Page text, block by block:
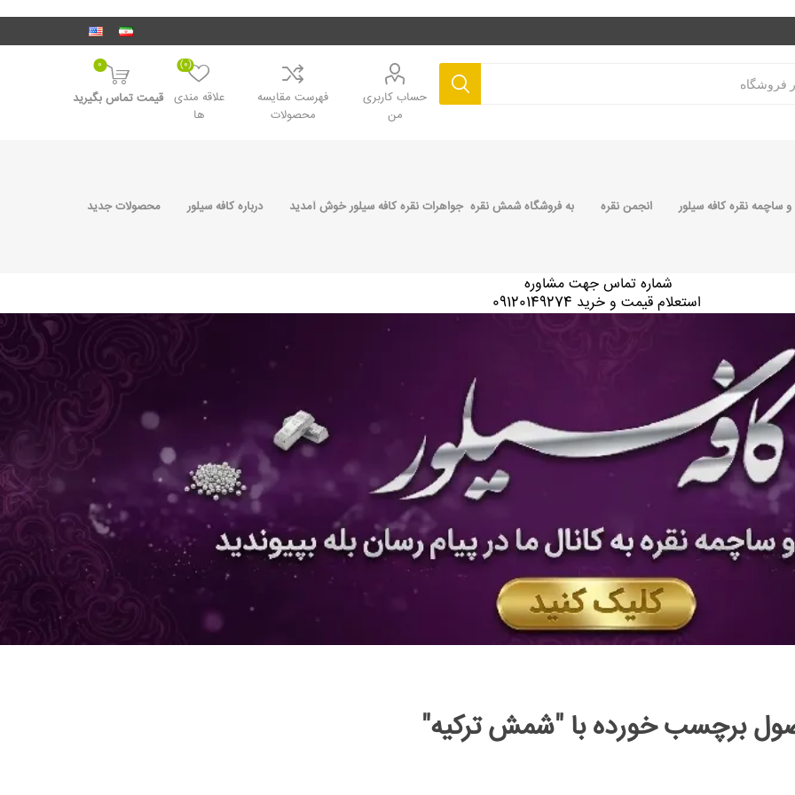
حساب کاربری
من
فهرست مقایسه
محصولات
علاقه مندی
ها
(0)
0
قیمت تماس بگیرید
ساچمه نقره کافه سیلور انجمن نقره به فروشگاه شمش نقره جواهرات نقره کافه سیلور خوش آمدید درباره کافه سیلور محصولات جدید
شماره تماس جهت مشاوره
استعلام قیمت و خرید 09120149274
برچسب خورده با "شمش ترکیه"